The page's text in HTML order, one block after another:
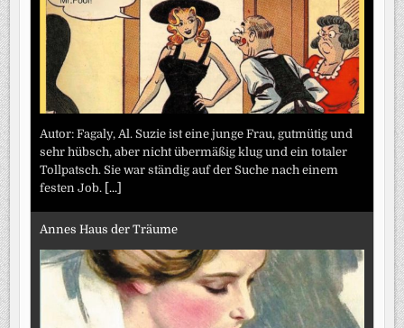
Autor: Fagaly, Al. Suzie ist eine junge Frau, gutmütig und
sehr hübsch, aber nicht übermäßig klug und ein totaler
Tollpatsch. Sie war ständig auf der Suche nach einem
festen Job.
[...]
Annes Haus der Träume